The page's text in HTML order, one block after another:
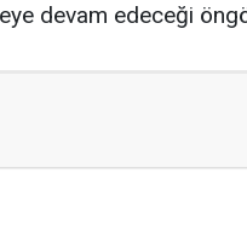
devam edeceği